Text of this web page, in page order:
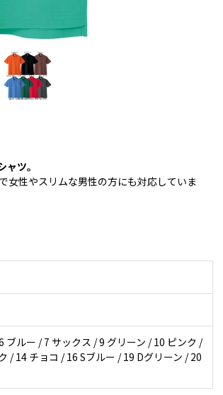
ツ。
女性やスリムな男性の方にも対応していま
ブルー / 7 サックス / 9 グリーン / 10 ピンク /
/ 14 チョコ / 16 Sブルー / 19 Dグリーン / 20